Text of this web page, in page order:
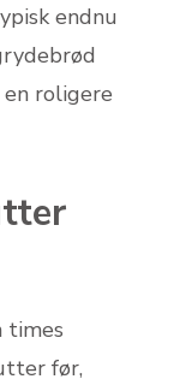
endnu
roligere
times
før,